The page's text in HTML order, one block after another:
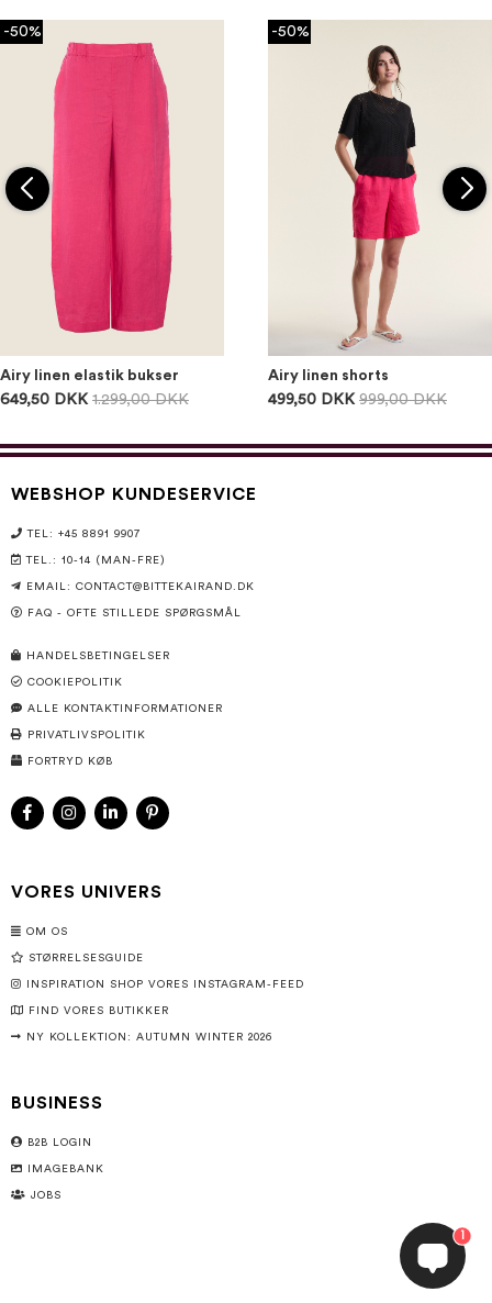
-50%
Airy linen elastik bukser
649,50 DKK 1.299,00 DKK
-50%
Airy linen shorts
499,50 DKK 999,00 DKK
WEBSHOP KUNDESERVICE
TEL: +45 8891 9907
TEL.: 10-14 (MAN-FRE)
EMAIL: CONTACT@BITTEKAIRAND.DK
FAQ - OFTE STILLEDE SPØRGSMÅL
HANDELSBETINGELSER
COOKIEPOLITIK
ALLE KONTAKTINFORMATIONER
PRIVATLIVSPOLITIK
FORTRYD KØB
VORES UNIVERS
OM OS
STØRRELSESGUIDE
INSPIRATION SHOP VORES INSTAGRAM-FEED
FIND VORES BUTIKKER
NY KOLLEKTION: AUTUMN WINTER 2026
BUSINESS
B2B LOGIN
IMAGEBANK
JOBS
1